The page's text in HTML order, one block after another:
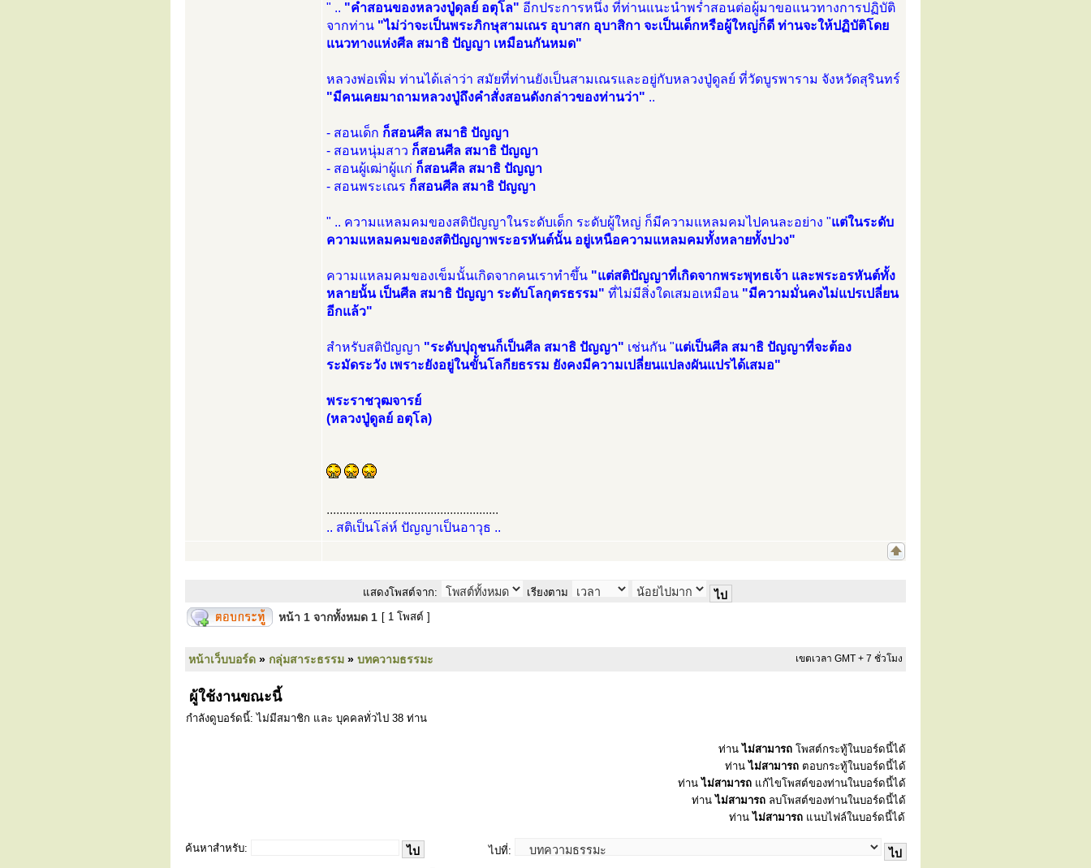
" .. "คำสอนของหลวงปู่ดุลย์ อตุโล" อีกประการหนึ่ง ที่ท่านแนะนำพรํ่าสอนต่อผู้มาขอแนวทางการปฏิบัติ
จากท่าน "ไม่ว่าจะเป็นพระภิกษุสามเณร อุบาสก อุบาสิกา จะเป็นเด็กหรือผู้ใหญ่ก็ดี ท่านจะให้ปฏิบัติโดย
แนวทางแห่งศีล สมาธิ ปัญญา เหมือนกันหมด"
หลวงพ่อเพิ่ม ท่านได้เล่าว่า สมัยที่ท่านยังเป็นสามเณรและอยู่กับหลวงปู่ดูลย์ ที่วัดบูรพาราม จังหวัดสุรินทร์
"มีคนเคยมาถามหลวงปู่ถึงคำสั่งสอนดังกล่าวของท่านว่า" ..
- สอนเด็ก ก็สอนศีล สมาธิ ปัญญา
- สอนหนุ่มสาว ก็สอนศีล สมาธิ ปัญญา
- สอนผู้เฒ่าผู้แก่ ก็สอนศีล สมาธิ ปัญญา
- สอนพระเณร ก็สอนศีล สมาธิ ปัญญา
" .. ความแหลมคมของสติปัญญาในระดับเด็ก ระดับผู้ใหญ่ ก็มีความแหลมคมไปคนละอย่าง "แต่ในระดับ
ความแหลมคมของสติปัญญาพระอรหันต์นั้น อยู่เหนือความแหลมคมทั้งหลายทั้งปวง"
ความแหลมคมของเข็มนั้นเกิดจากคนเราทำขึ้น "แต่สติปัญญาที่เกิดจากพระพุทธเจ้า และพระอรหันต์ทั้ง
หลายนั้น เป็นศีล สมาธิ ปัญญา ระดับโลกุตรธรรม" ที่ไม่มีสิ่งใดเสมอเหมือน "มีความมั่นคงไม่แปรเปลี่ยน
อีกแล้ว"
สำหรับสติปัญญา "ระดับปุถุชนก็เป็นศีล สมาธิ ปัญญา" เช่นกัน "แต่เป็นศีล สมาธิ ปัญญาที่จะต้อง
ระมัดระวัง เพราะยังอยู่ในขั้นโลกียธรรม ยังคงมีความเปลี่ยนแปลงผันแปรได้เสมอ"
พระราชวุฒจารย์
(หลวงปู่ดูลย์ อตุโล)
.....................................................
.. สติเป็นโล่ห์ ปัญญาเป็นอาวุธ ..
แสดงโพสต์จาก: เรียงตาม
หน้า 1 จากทั้งหมด 1 [ 1 โพสต์ ]
หน้าเว็บบอร์ด » กลุ่มสาระธรรม » บทความธรรมะ เขตเวลา GMT + 7 ชั่วโมง
ผู้ใช้งานขณะนี้
กำลังดูบอร์ดนี้: ไม่มีสมาชิก และ บุคคลทั่วไป 38 ท่าน
ท่านไม่สามารถ โพสต์กระทู้ในบอร์ดนี้ได้
ท่านไม่สามารถ ตอบกระทู้ในบอร์ดนี้ได้
ท่านไม่สามารถ แก้ไขโพสต์ของท่านในบอร์ดนี้ได้
ท่านไม่สามารถ ลบโพสต์ของท่านในบอร์ดนี้ได้
ท่านไม่สามารถ แนบไฟล์ในบอร์ดนี้ได้
ค้นหาสำหรับ: ไปที่: